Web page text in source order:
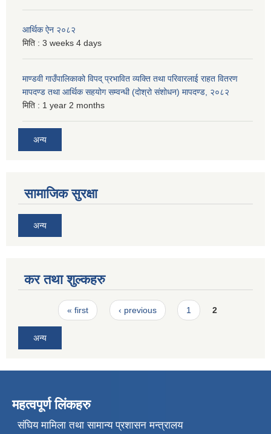
आर्थिक ऐन २०८२
मिति : 3 weeks 4 days
माण्डवी गाउँपालिकाको विपद् प्रभावित व्यक्ति तथा परिवारलाई राहत वितरण
मापदण्ड तथा आर्थिक सहयोग सम्वन्धी (दोश्रो संशोधन) मापदण्ड, २०८२
मिति : 1 year 2 months
अन्य
सामाजिक सुरक्षा
अन्य
कर तथा शुल्कहरु
Pages« first ‹ previous 1 2
अन्य
महत्वपूर्ण लिंकहरु
संघिय मामिला तथा सामान्य प्रशासन मन्त्रालय